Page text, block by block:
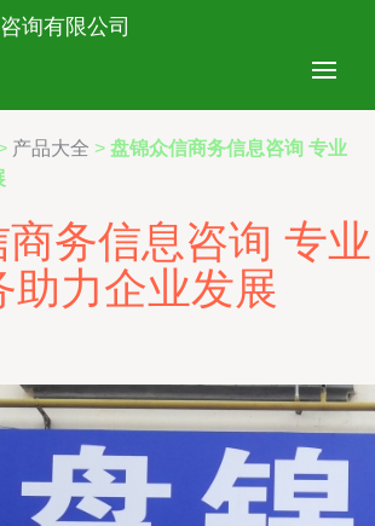
询有限公司
产品大全 > 盘锦众信商务信息咨询 专业
务信息咨询 专业
助力企业发展